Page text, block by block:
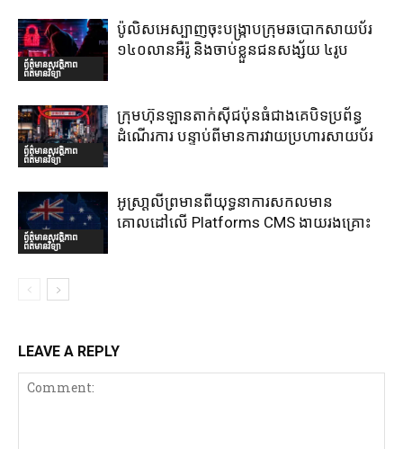
ព័ត៌មានសុវត្ថិភាព
ព័ត៌មានវិទ្យា
ប៉ូលិសអេស្បាញចុះបង្រ្កាបក្រុមឆបោកសាយប័រ
១៤០លានអឺរ៉ូ និងចាប់ខ្លួនជនសង្ស័យ ៤រូប
ព័ត៌មានសុវត្ថិភាព
ព័ត៌មានវិទ្យា
ក្រុមហ៊ុនឡានតាក់ស៊ីជប៉ុនធំជាងគេបិទប្រព័ន្ធ
ដំណើរការ បន្ទាប់ពីមានការវាយប្រហារសាយប័រ
ព័ត៌មានសុវត្ថិភាព
ព័ត៌មានវិទ្យា
អូស្រា្តលីព្រមានពីយុទ្ធនាការសកលមាន
គោលដៅលើ Platforms CMS ងាយរងគ្រោះ
LEAVE A REPLY